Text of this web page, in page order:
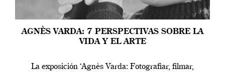
AGNÈS VARDA: 7 PERSPECTIVAS SOBRE LA
VIDA Y EL ARTE
La exposición ‘Agnès Varda: Fotografiar, filmar,